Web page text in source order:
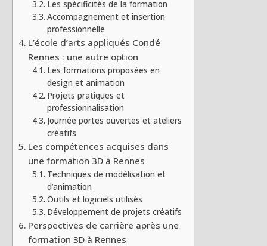
Les spécificités de la formation
Accompagnement et insertion
professionnelle
L’école d’arts appliqués Condé
Rennes : une autre option
Les formations proposées en
design et animation
Projets pratiques et
professionnalisation
Journée portes ouvertes et ateliers
créatifs
Les compétences acquises dans
une formation 3D à Rennes
Techniques de modélisation et
d’animation
Outils et logiciels utilisés
Développement de projets créatifs
Perspectives de carrière après une
formation 3D à Rennes